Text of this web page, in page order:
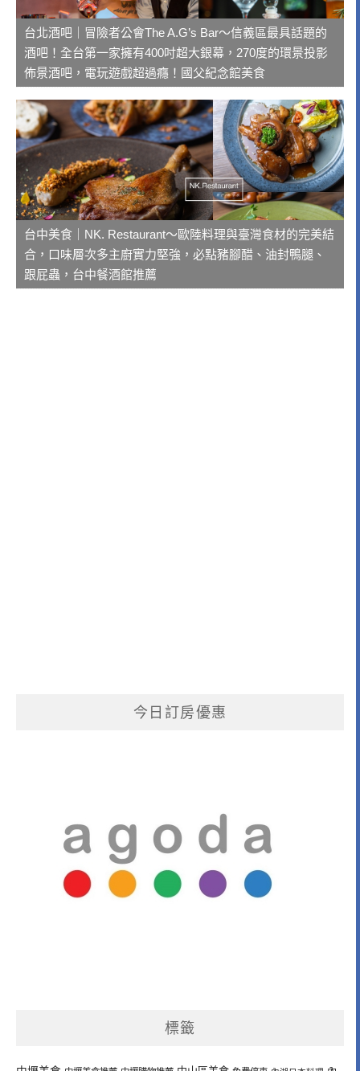
台北酒吧｜冒險者公會The A.G’s Bar～信義區最具話題的
酒吧！全台第一家擁有400吋超大銀幕，270度的環景投影
佈景酒吧，電玩遊戲超過癮！國父紀念館美食
台中美食｜NK. Restaurant～歐陸料理與臺灣食材的完美結
合，口味層次多主廚實力堅強，必點豬腳醋、油封鴨腿、
跟屁蟲，台中餐酒館推薦
今日訂房優惠
標籤